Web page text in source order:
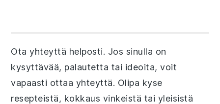
Ota yhteyttä helposti. Jos sinulla on
kysyttävää, palautetta tai ideoita, voit
vapaasti ottaa yhteyttä. Olipa kyse
resepteistä, kokkaus vinkeistä tai yleisistä